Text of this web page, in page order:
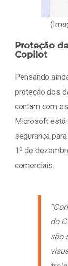
Proteção
Copilot
Pensando
proteção dos
contam com
Microsoft está
segurança
1º de
comerciais.
do
são